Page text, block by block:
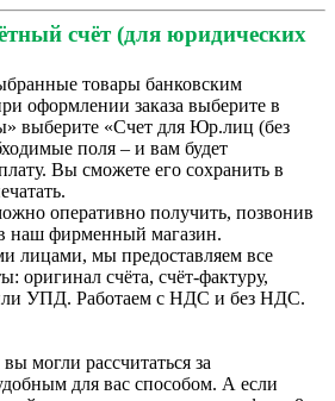
счёт (для юридических
товары банковским
оформлении заказа выберите в
выберите «Счет для Юр.лиц (без
поля – и вам будет
Вы сможете его сохранить в
оперативно получить, позвонив
наш фирменный магазин.
лицами, мы предоставляем все
оригинал счёта, счёт-фактуру,
УПД. Работаем с НДС и без НДС.
могли рассчитаться за
для вас способом. А если